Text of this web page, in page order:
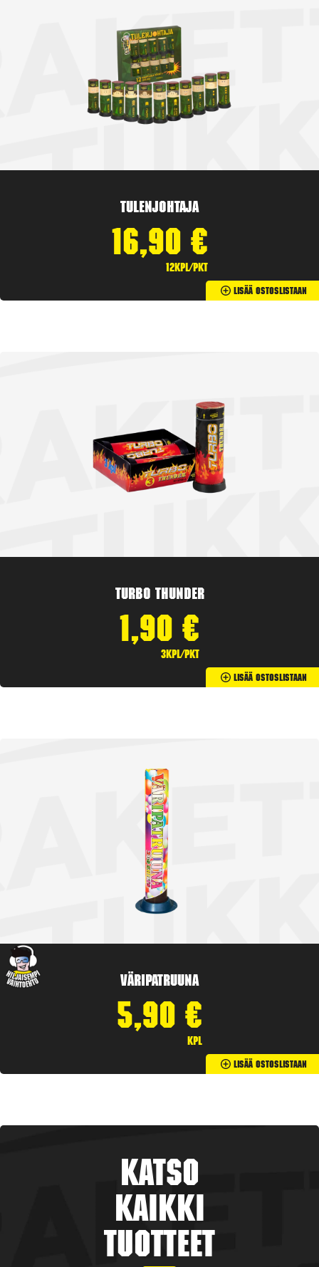
Tulenjohtaja
16,90 €
12kpl/pkt
Lisää Ostoslistaan
Turbo Thunder
1,90 €
3kpl/pkt
Lisää Ostoslistaan
Väripatruuna
5,90 €
kpl
Lisää Ostoslistaan
Katso
kaikki
tuotteet